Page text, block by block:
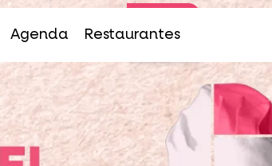
Agenda Restaurantes